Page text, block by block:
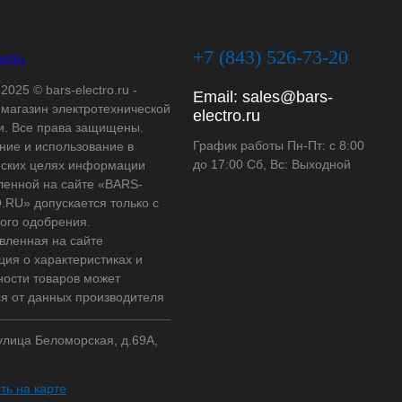
© bars-electro.ru -
электротехнической
Все права защищены.
и использование в
целях информации
на сайте «BARS-
допускается только с
одобрения.
на сайте
о характеристиках и
товаров может
от данных производителя
Беломорская, д.69А,
на карте
+7 (843) 526-73-20
Email: sales@bars-
electro.ru
График работы Пн-Пт: с 8:00
до 17:00 Сб, Вс: Выходной